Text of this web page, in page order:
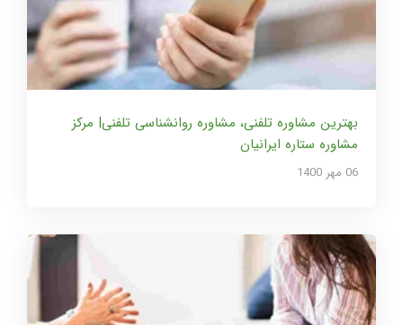
بهترین مشاوره تلفنی، مشاوره روانشناسی تلفنی| مرکز
مشاوره ستاره ایرانیان
06 مهر 1400